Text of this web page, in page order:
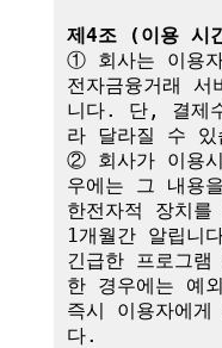
제4조 (이용 시
① 회사는 이용
전자금융거래 서
니다. 단, 결제
라 달라질 수 있
② 회사가 이용
우에는 그 내용
한전자적 장치
1개월간 알립니
긴급한 프로그
한 경우에는 예
즉시 이용자에
다.